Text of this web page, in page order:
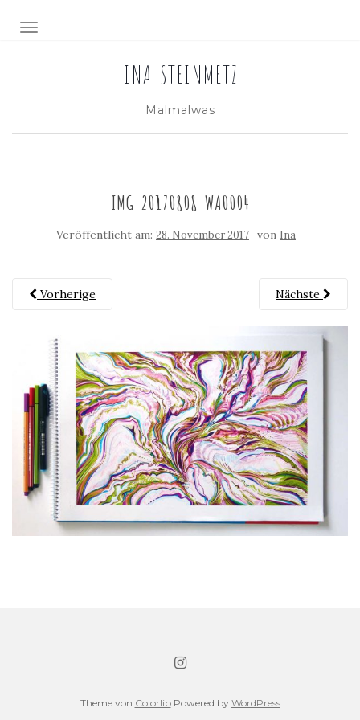
NAVIGATION EIN-/AUSSCHALTEN
INA STEINMETZ
Malmalwas
IMG-20170808-WA0004
Veröffentlicht am: 28. November 2017 von Ina
Vorherige Nächste
Theme von ColorlibPowered by WordPress